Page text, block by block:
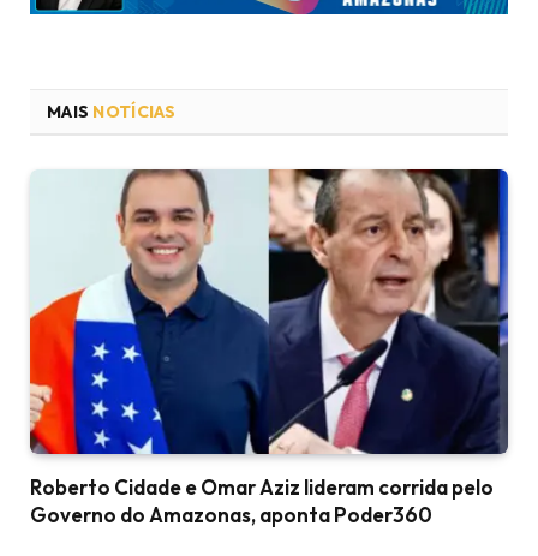
MAIS NOTÍCIAS
Roberto Cidade e Omar Aziz lideram corrida pelo
Governo do Amazonas, aponta Poder360